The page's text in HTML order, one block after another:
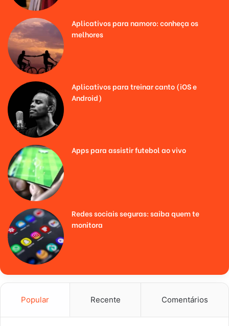
Aplicativos para namoro: conheça os
melhores
Aplicativos para treinar canto (iOS e
Android)
Apps para assistir futebol ao vivo
Redes sociais seguras: saiba quem te
monitora
Popular Recente Comentários